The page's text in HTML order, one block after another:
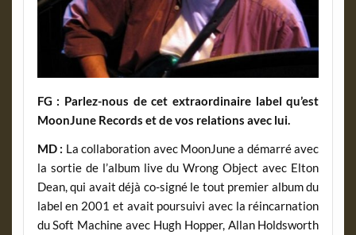
FG : Parlez-nous de cet extraordinaire label qu’est
MoonJune Records et de vos relations avec lui.
MD : La collaboration avec MoonJune a démarré avec
la sortie de l’album live du Wrong Object avec Elton
Dean, qui avait déjà co-signé le tout premier album du
label en 2001 et avait poursuivi avec la réincarnation
du Soft Machine avec Hugh Hopper, Allan Holdsworth